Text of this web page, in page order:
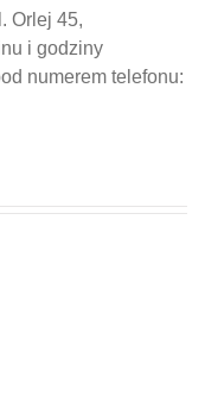
Orlej 45,
i godziny
numerem telefonu: